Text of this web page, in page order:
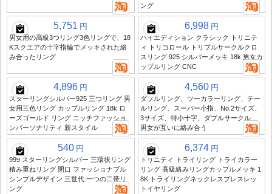
ング
5,751 円
男女用の高級3つリング3色リングで、18
Kスクエアの十字指輪でメッキされた絡
み合ったリング
6,998 円
ハイエディション クラシック トリニテ
ィ トリコロール トリプルサークルクロ
スリング 925 シルバーメッキ 18k 男女カ
ップルリング CNC
4,896 円
スターリングシルバー925 三つリング 男
女用三色リング カップルリング 18k ロ
ーズゴールド リング ニッチファッショ
ンパーソナリティ 新スタイル
4,560 円
ダブルリング、ツーカラーリング、テー
ルリング、スーパー小指、No.2サイズ、
3サイズ、特小十字、ダブルサークル、
男女が互いに絡み合う
540 円
999 スターリングシルバー 三環状リング
積み重ねリング 閉口 ファッショナブル
シンプルデザイン 三世代 一つの二帯リ
ング
6,374 円
トリニティ トライリング トライカラー
リング 高級絡みリングカップルメッキ 1
8K トライリングネックレスブレスレッ
トイヤリング